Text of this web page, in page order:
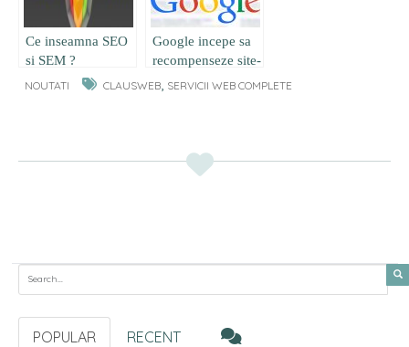
Ce inseamna SEO
si SEM ?
Google incepe sa
recompenseze site-
urile cu
NOUTATI CLAUSWEB SERVICII WEB COMPLETE
Search for:
POPULAR RECENT